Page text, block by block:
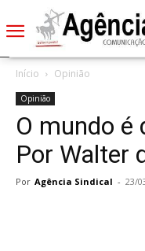
Início Opinião
Opinião
O mundo é
Por Walter
Por Agência Sindical - 23/